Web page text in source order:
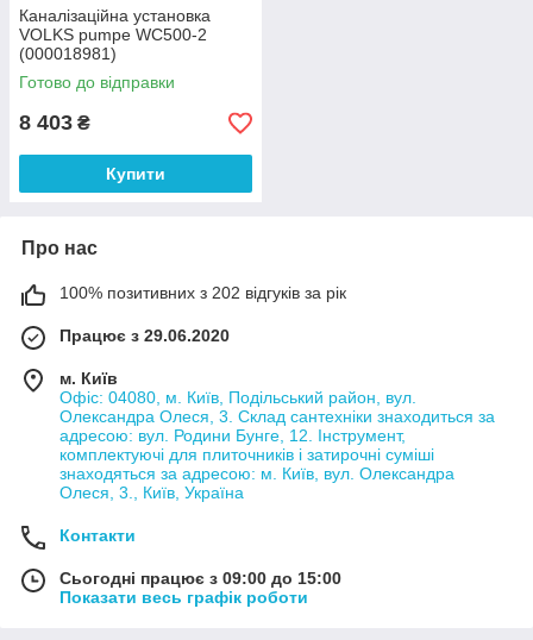
Каналізаційна установка
VOLKS pumpe WC500-2
(000018981)
Готово до відправки
8 403 ₴
Купити
Про нас
100% позитивних з 202 відгуків за рік
Працює з 29.06.2020
м. Київ
Офіс: 04080, м. Київ, Подільський район, вул.
Олександра Олеся, 3. Склад сантехніки знаходиться за
адресою: вул. Родини Бунге, 12. Інструмент,
комплектуючі для плиточників і затирочні суміші
знаходяться за адресою: м. Київ, вул. Олександра
Олеся, 3., Київ, Україна
Контакти
Сьогодні працює з 09:00 до 15:00
Показати весь графік роботи